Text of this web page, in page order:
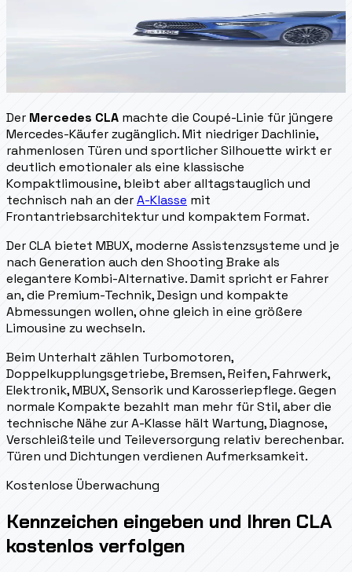
Der Mercedes CLA machte die Coupé-Linie für jüngere
Mercedes-Käufer zugänglich. Mit niedriger Dachlinie,
rahmenlosen Türen und sportlicher Silhouette wirkt er
deutlich emotionaler als eine klassische
Kompaktlimousine, bleibt aber alltagstauglich und
technisch nah an derA-Klasse mit
Frontantriebsarchitektur und kompaktem Format.
Der CLA bietet MBUX, moderne Assistenzsysteme und je
nach Generation auch den Shooting Brake als
elegantere Kombi-Alternative. Damit spricht er Fahrer
an, die Premium-Technik, Design und kompakte
Abmessungen wollen, ohne gleich in eine größere
Limousine zu wechseln.
Beim Unterhalt zählen Turbomotoren,
Doppelkupplungsgetriebe, Bremsen, Reifen, Fahrwerk,
Elektronik, MBUX, Sensorik und Karosseriepflege. Gegen
normale Kompakte bezahlt man mehr für Stil, aber die
technische Nähe zur A-Klasse hält Wartung, Diagnose,
Verschleißteile und Teileversorgung relativ berechenbar.
Türen und Dichtungen verdienen Aufmerksamkeit.
Kostenlose Überwachung
Kennzeichen eingeben und Ihren CLA
kostenlos verfolgen